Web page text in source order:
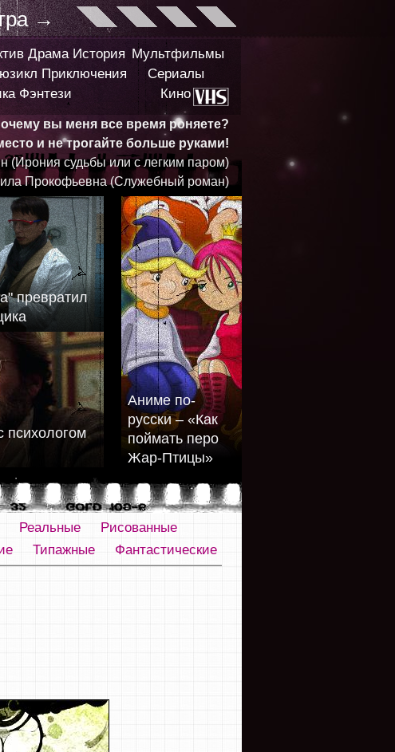
→
Драма История
Приключения
Фэнтези
Мультфильмы
Сериалы
Кино
вы меня все время роняете?
и не трогайте больше руками!
(Ирония судьбы или с легким паром)
Прокофьевна (Служебный роман)
превратил
психологом
Аниме по-
русски – «Как
поймать перо
Жар-Птицы»
Реальные
Рисованные
Типажные Фантастические